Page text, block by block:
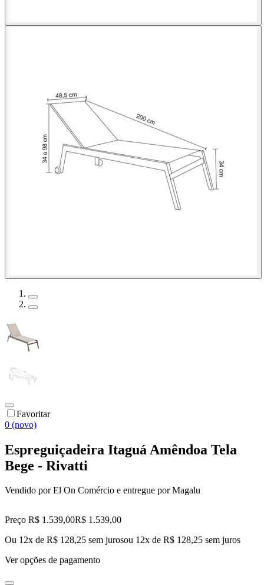
Favoritar
0 (novo)
Espreguiçadeira Itaguá Amêndoa Tela
Bege - Rivatti
Vendido porEl On Comércio e entregue por Magalu
Preço R$ 1.539,00R$ 1.539,00
Ou 12x de R$ 128,25 sem jurosou 12x de R$ 128,25 sem juros
Ver opções de pagamento